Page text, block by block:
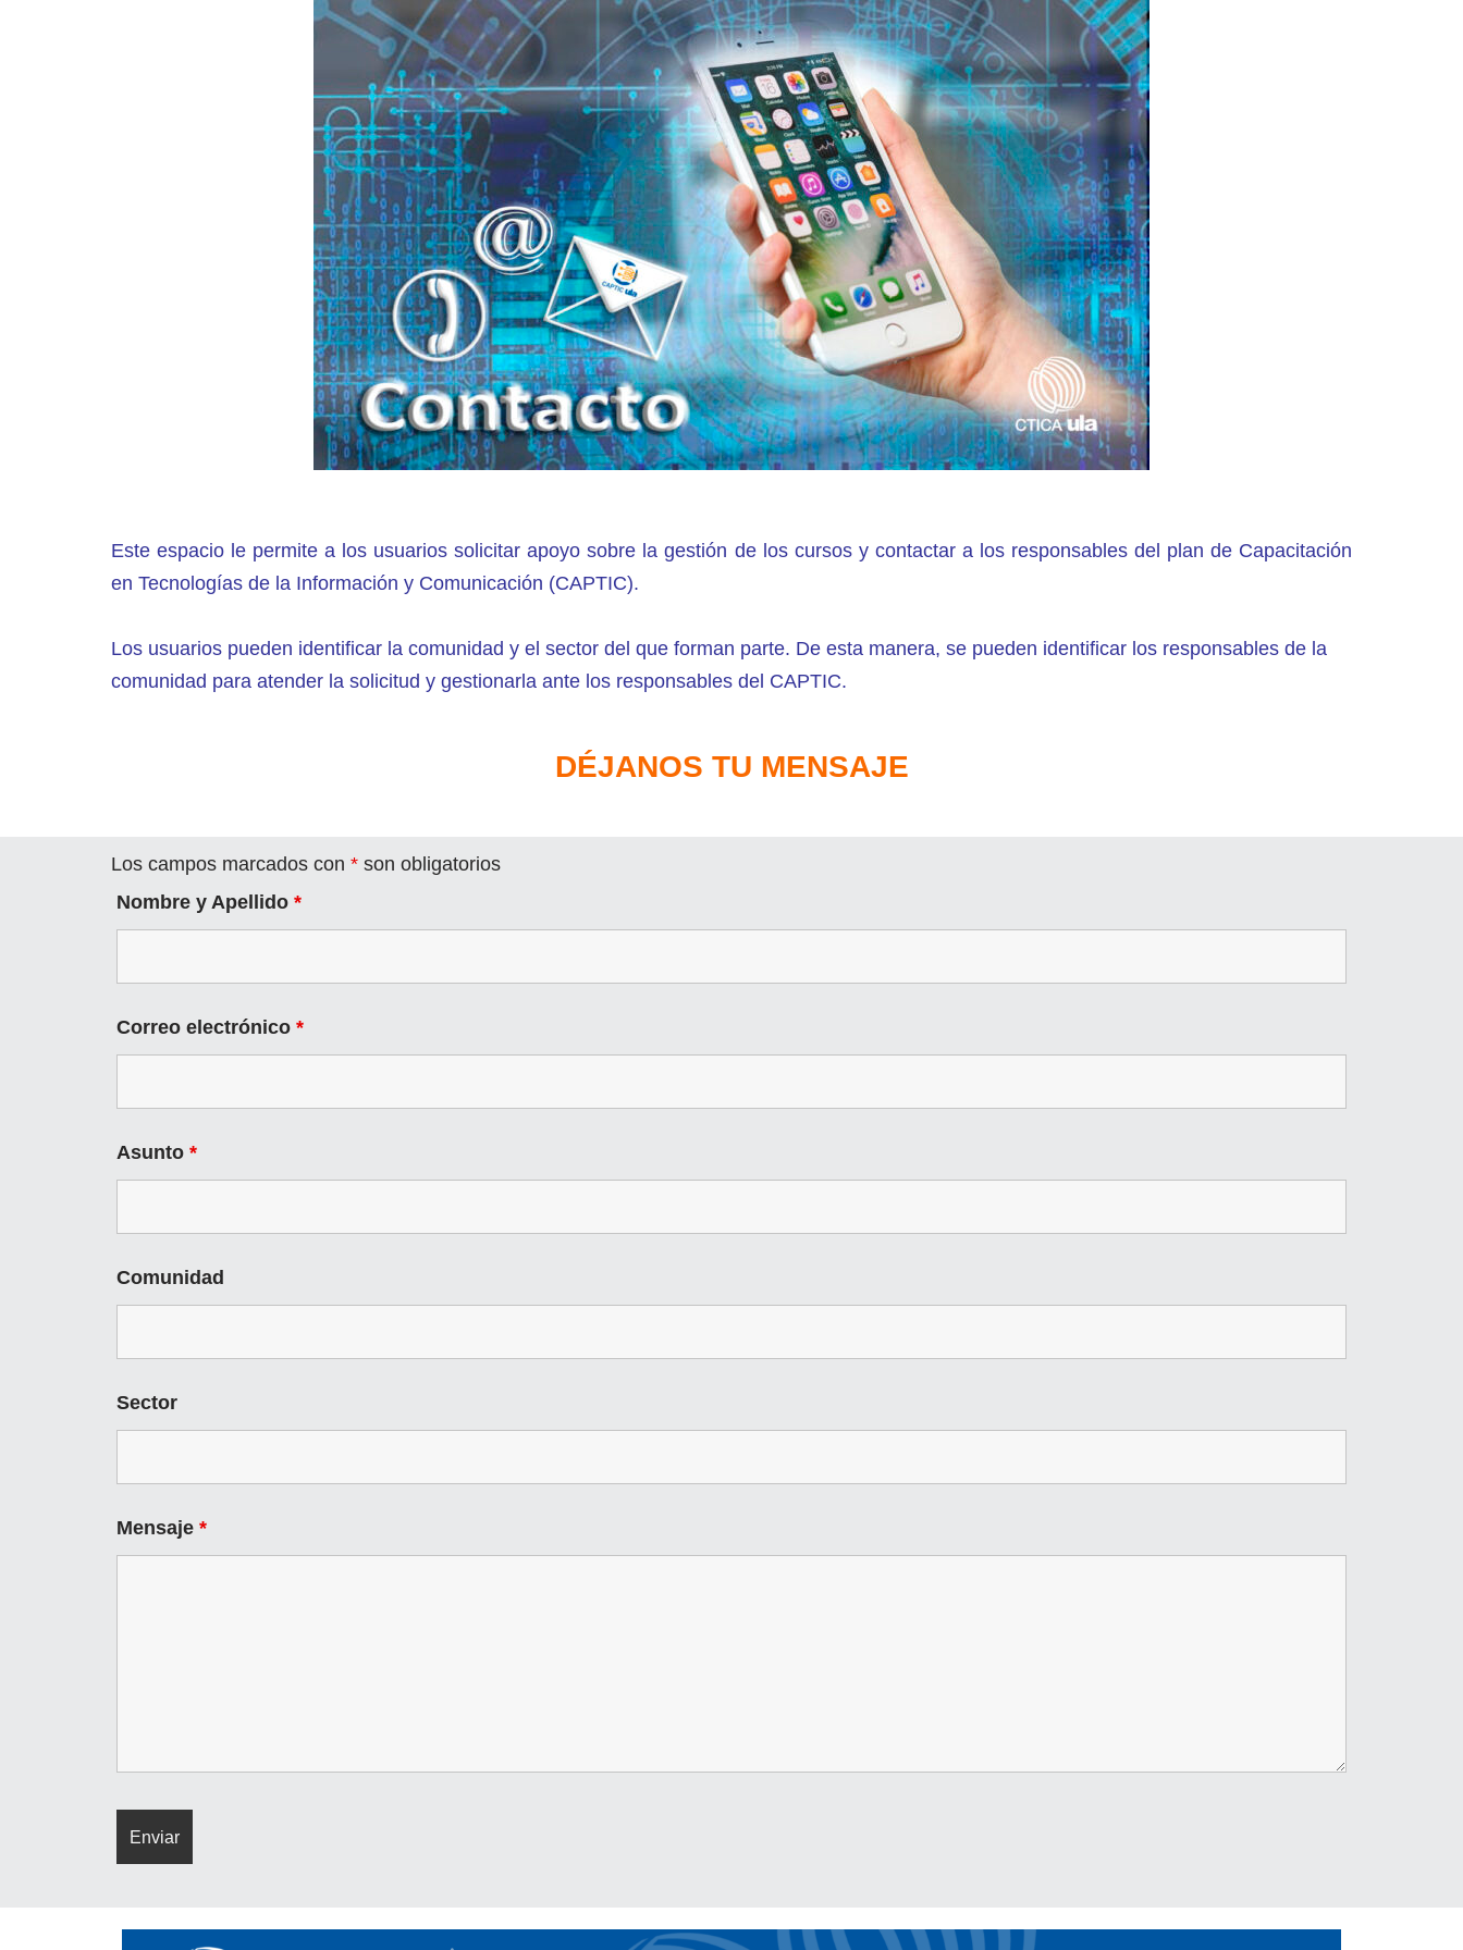
Este espacio le permite a los usuarios solicitar apoyo sobre la gestión de los cursos y contactar a los responsables del plan de Capacitación
en Tecnologías de la Información y Comunicación (CAPTIC).
Los usuarios pueden identificar la comunidad y el sector del que forman parte. De esta manera, se pueden identificar los responsables de la
comunidad para atender la solicitud y gestionarla ante los responsables del CAPTIC.
DÉJANOS TU MENSAJE
Los campos marcados con * son obligatorios
Nombre y Apellido *
Correo electrónico *
Asunto *
Comunidad
Sector
Mensaje *